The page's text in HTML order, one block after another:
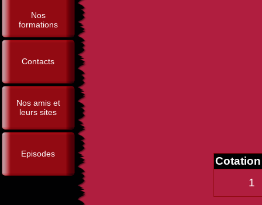
Nos
formations
Contacts
Nos amis et
leurs sites
Episodes
Cotation
1